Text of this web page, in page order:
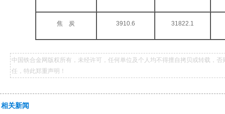
焦 炭 3910.6 31822.1
中国铁合金网版权所有，未经许可，任何单位及个人均不得擅自拷贝或转载，
任，特此郑重声明！
相关新闻